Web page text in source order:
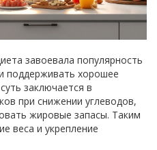
завоевала популярность
поддерживать хорошее
заключается в
при снижении углеводов,
жировые запасы. Таким
веса и укрепление